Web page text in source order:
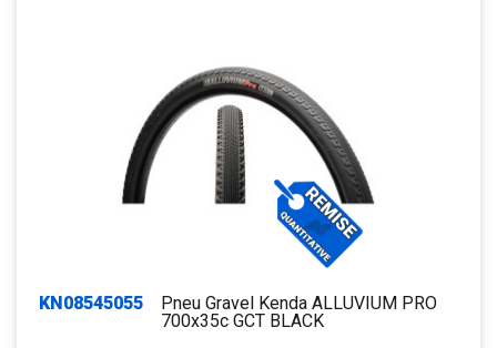
KN08545055
Pneu Gravel Kenda ALLUVIUM PRO
700x35c GCT BLACK